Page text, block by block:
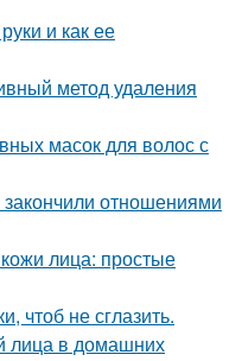
и как ее
метод удаления
масок для волос с
отношениями
лица: простые
чтоб не сглазить.
лица в домашних